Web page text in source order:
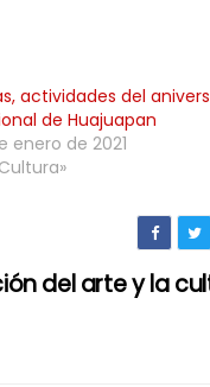
actividades del
de Huajuapan
enero de 2021
del arte y la